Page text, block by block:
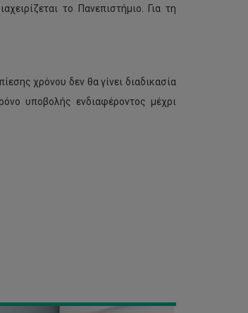
το Πανεπιστήμιο. Για τη
χρόνου δεν θα γίνει διαδικασία
υποβολής ενδιαφέροντος μέχρι